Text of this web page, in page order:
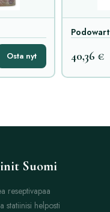
Osta nyt
Podowart
40,36 €
Suomi
reseptivapaa
statiinisi helposti